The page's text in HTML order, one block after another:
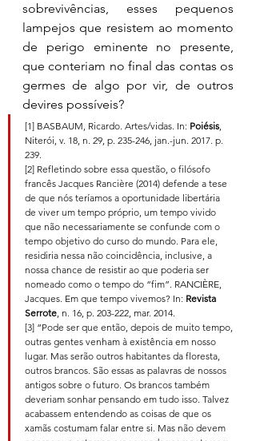
sobrevivências, esses pequenos
lampejos que resistem ao momento
de perigo eminente no presente,
que conteriam no final das contas os
germes de algo por vir, de outros
devires possíveis?
[1] BASBAUM, Ricardo. Artes/vidas. In: Poiésis,
Niterói, v. 18, n. 29, p. 235-246, jan.-jun. 2017. p.
239.
[2] Refletindo sobre essa questão, o filósofo
francês Jacques Rancière (2014) defende a tese
de que nós teríamos a oportunidade libertária
de viver um tempo próprio, um tempo vivido
que não necessariamente se confunde com o
tempo objetivo do curso do mundo. Para ele,
residiria nessa não coincidência, inclusive, a
nossa chance de resistir ao que poderia ser
nomeado como o tempo do “fim”. RANCIÈRE,
Jacques. Em que tempo vivemos? In: Revista
Serrote, n. 16, p. 203-222, mar. 2014.
[3] “Pode ser que então, depois de muito tempo,
outras gentes venham à existência em nosso
lugar. Mas serão outros habitantes da floresta,
outros brancos. São essas as palavras de nossos
antigos sobre o futuro. Os brancos também
deveriam sonhar pensando em tudo isso. Talvez
acabassem entendendo as coisas de que os
xamãs costumam falar entre si. Mas não devem